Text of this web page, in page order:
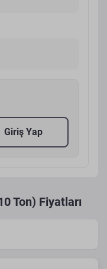
Giriş Yap
Ton) Fiyatları